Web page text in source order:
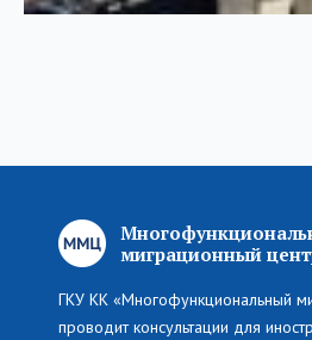
миграционный
ГКУ КК «Многофункциональный
проводит консультации для